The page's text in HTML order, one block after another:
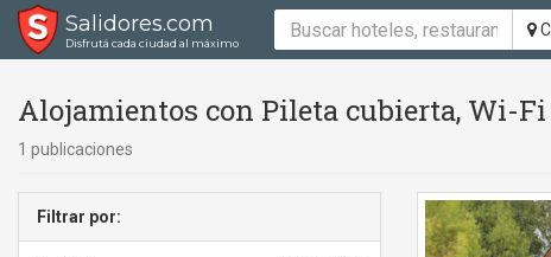
Salidores.com
Disfrutá cada ciudad al máximo
Alojamientos con Pileta cubierta, Wi-
1 publicaciones
Filtrar por: